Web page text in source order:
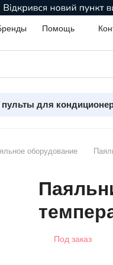
Помощь
для
оборудование
Под заказ